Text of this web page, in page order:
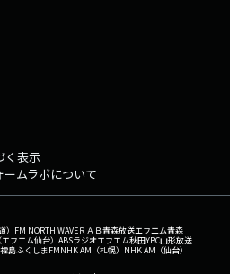
く表示
ムラボについて
FM NORTH WAVEＲＡＢ青森放送エフエム青森
フエム仙台） ABSラジオエフエム秋田YBC山形放送
島ふくしまFMNHK AM（札幌） NHK AM（仙台）